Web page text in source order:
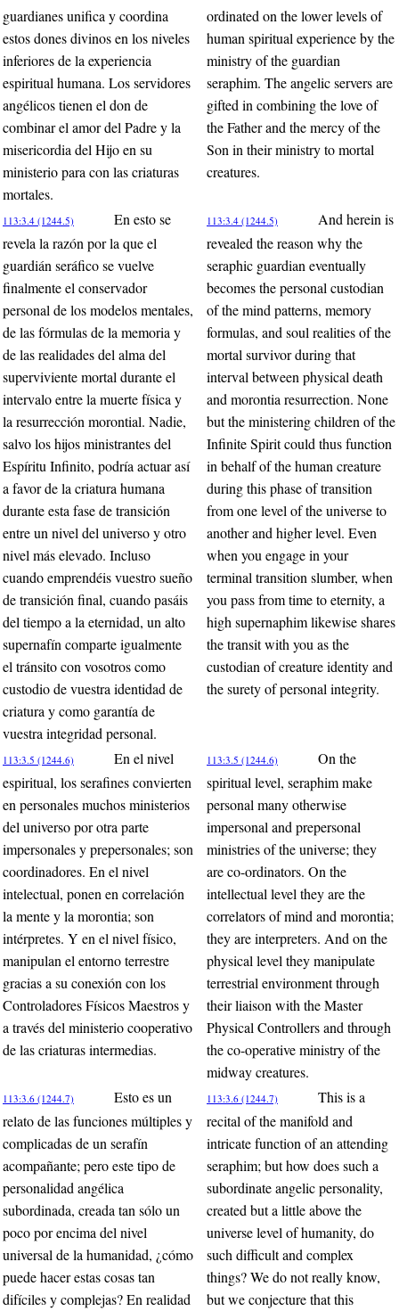
guardianes unifica y coordina
estos dones divinos en los niveles
inferiores de la experiencia
espiritual humana. Los servidores
angélicos tienen el don de
combinar el amor del Padre y la
misericordia del Hijo en su
ministerio para con las criaturas
mortales.
ordinated on the lower levels of
human spiritual experience by the
ministry of the guardian
seraphim. The angelic servers are
gifted in combining the love of
the Father and the mercy of the
Son in their ministry to mortal
creatures.
113:3.4 (1244.5)
En esto se
revela la razón por la que el
guardián seráfico se vuelve
finalmente el conservador
personal de los modelos mentales,
de las fórmulas de la memoria y
de las realidades del alma del
superviviente mortal durante el
intervalo entre la muerte física y
la resurrección morontial. Nadie,
salvo los hijos ministrantes del
Espíritu Infinito, podría actuar así
a favor de la criatura humana
durante esta fase de transición
entre un nivel del universo y otro
nivel más elevado. Incluso
cuando emprendéis vuestro sueño
de transición final, cuando pasáis
del tiempo a la eternidad, un alto
supernafín comparte igualmente
el tránsito con vosotros como
custodio de vuestra identidad de
criatura y como garantía de
vuestra integridad personal.
113:3.4 (1244.5)
And herein is
revealed the reason why the
seraphic guardian eventually
becomes the personal custodian
of the mind patterns, memory
formulas, and soul realities of the
mortal survivor during that
interval between physical death
and morontia resurrection. None
but the ministering children of the
Infinite Spirit could thus function
in behalf of the human creature
during this phase of transition
from one level of the universe to
another and higher level. Even
when you engage in your
terminal transition slumber, when
you pass from time to eternity, a
high supernaphim likewise shares
the transit with you as the
custodian of creature identity and
the surety of personal integrity.
113:3.5 (1244.6)
En el nivel
espiritual, los serafines convierten
en personales muchos ministerios
del universo por otra parte
impersonales y prepersonales; son
coordinadores. En el nivel
intelectual, ponen en correlación
la mente y la morontia; son
intérpretes. Y en el nivel físico,
manipulan el entorno terrestre
gracias a su conexión con los
Controladores Físicos Maestros y
a través del ministerio cooperativo
de las criaturas intermedias.
113:3.5 (1244.6)
On the
spiritual level, seraphim make
personal many otherwise
impersonal and prepersonal
ministries of the universe; they
are co-ordinators. On the
intellectual level they are the
correlators of mind and morontia;
they are interpreters. And on the
physical level they manipulate
terrestrial environment through
their liaison with the Master
Physical Controllers and through
the co-operative ministry of the
midway creatures.
113:3.6 (1244.7)
Esto es un
relato de las funciones múltiples y
complicadas de un serafín
acompañante; pero este tipo de
personalidad angélica
subordinada, creada tan sólo un
poco por encima del nivel
universal de la humanidad, ¿cómo
puede hacer estas cosas tan
difíciles y complejas? En realidad
113:3.6 (1244.7)
This is a
recital of the manifold and
intricate function of an attending
seraphim; but how does such a
subordinate angelic personality,
created but a little above the
universe level of humanity, do
such difficult and complex
things? We do not really know,
but we conjecture that this